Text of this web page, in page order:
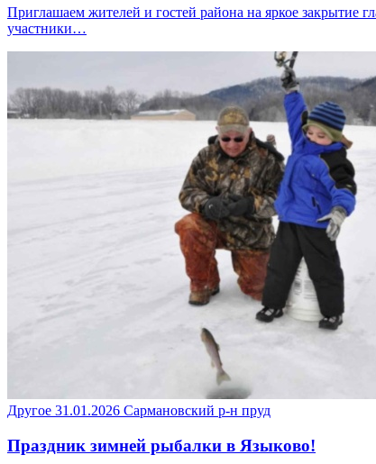
Приглашаем жителей и гостей района на яркое закрытие
участники…
Другое 31.01.2026 Сармановский р-н пруд
Праздник зимней рыбалки в Языково!